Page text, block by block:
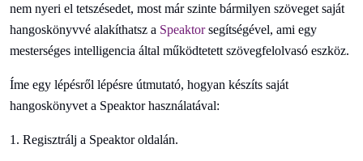
nem nyeri el tetszésedet, most már szinte bármilyen szöveget saját
hangoskönyvvé alakíthatsz a Speaktorsegítségével, ami egy
mesterséges intelligencia által működtetett szövegfelolvasó eszköz.
Íme egy lépésről lépésre útmutató, hogyan készíts saját
hangoskönyvet a Speaktor használatával:
1. Regisztrálj a Speaktor oldalán.